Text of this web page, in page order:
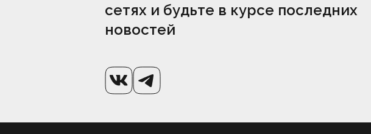
сетях и будьте в курсе последних
новостей